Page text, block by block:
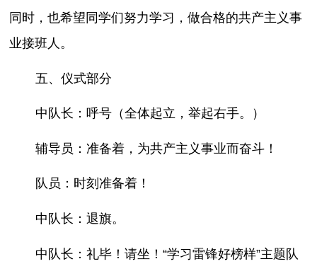
同时，也希望同学们努力学习，做合格的共产主义事
业接班人。
五、仪式部分
中队长：呼号（全体起立，举起右手。）
辅导员：准备着，为共产主义事业而奋斗！
队员：时刻准备着！
中队长：退旗。
中队长：礼毕！请坐！“学习雷锋好榜样”主题队